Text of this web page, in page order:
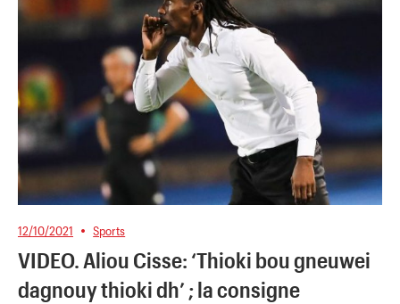
12/10/2021 Sports
VIDEO. Aliou Cisse: ‘Thioki bou gneuwei
dagnouy thioki dh’ ; la consigne